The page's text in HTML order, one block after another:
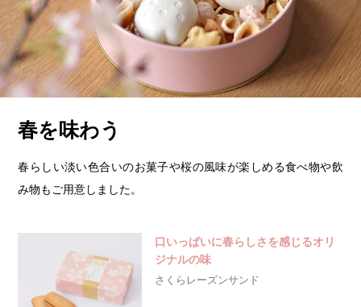
春を味わう
春らしい淡い色合いのお菓子や桜の風味が楽しめる食べ物や飲
み物もご用意しました。
口いっぱいに春らしさを感じるオリ
ジナルの味
さくらレーズンサンド